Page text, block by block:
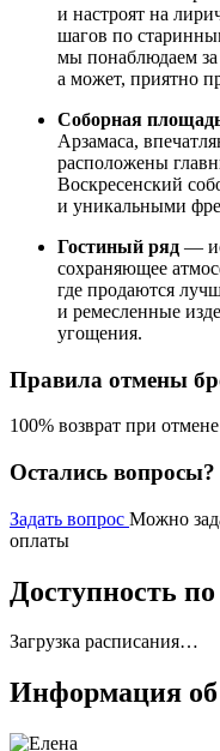
и настроят на
шагов по
мы понаблюдаем
а может, приятно
Соборная
Арзамаса,
расположены
Воскресенский
и уникальными
Гостиный ряд —
сохраняющее
где продаются
и ремесленные
угощения.
Правила отмены
100% возврат при
Остались вопросы?
Задать вопрос Можно
оплаты
Доступность
Загрузка расписания…
Информация об